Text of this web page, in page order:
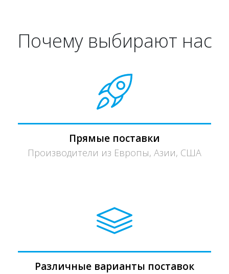
Почему выбирают нас
Прямые поставки
Производители из Европы, Азии, США
Различные варианты поставок